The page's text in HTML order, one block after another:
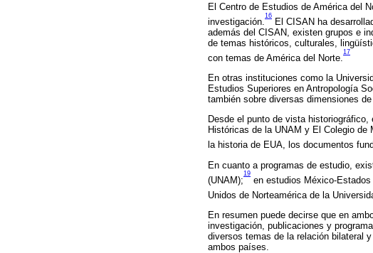
El Centro de Estudios de América del
investigación.
16
El CISAN ha
además del CISAN, existen grupos e
de temas históricos, culturales,
con temas de América del Norte.
17
En otras instituciones como la
Estudios Superiores en Antropología
también sobre diversas dimensiones
Desde el punto de vista
Históricas de la UNAM y El Colegio de
la historia de EUA, los documentos
En cuanto a programas de estudio,
(UNAM);
19
en estudios México-Estados
Unidos de Norteamérica de la
En resumen puede decirse que en
investigación, publicaciones y
diversos temas de la relación bilateral
ambos países.